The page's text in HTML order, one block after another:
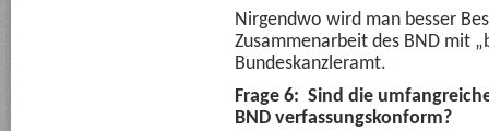
Nirgendwo wird man besser
Zusammenarbeit des BND mit
Bundeskanzleramt.
Frage 6: Sind die
BND verfassungskonform?